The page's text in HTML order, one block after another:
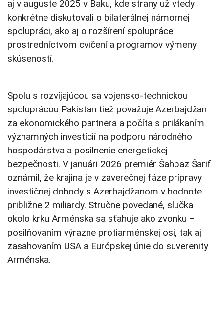
aj v auguste 2025 v Baku, kde strany už vtedy
konkrétne diskutovali o bilaterálnej námornej
spolupráci, ako aj o rozšírení spolupráce
prostredníctvom cvičení a programov výmeny
skúseností.
Spolu s rozvíjajúcou sa vojensko-technickou
spoluprácou Pakistan tiež považuje Azerbajdžan
za ekonomického partnera a počíta s prilákaním
významných investícií na podporu národného
hospodárstva a posilnenie energetickej
bezpečnosti. V januári 2026 premiér Šahbaz Šarif
oznámil, že krajina je v záverečnej fáze prípravy
investičnej dohody s Azerbajdžanom v hodnote
približne 2 miliardy. Stručne povedané, slučka
okolo krku Arménska sa sťahuje ako zvonku –
posilňovaním výrazne protiarménskej osi, tak aj
zasahovaním USA a Európskej únie do suverenity
Arménska.